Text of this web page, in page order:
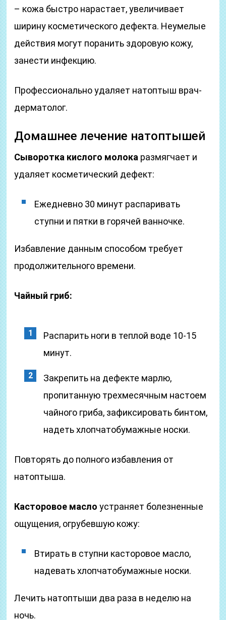
– кожа быстро нарастает, увеличивает
ширину косметического дефекта. Неумелые
действия могут поранить здоровую кожу,
занести инфекцию.
Профессионально удаляет натоптыш врач-
дерматолог.
Домашнее лечение натоптышей
Сыворотка кислого молока размягчает и
удаляет косметический дефект:
Ежедневно 30 минут распаривать
ступни и пятки в горячей ванночке.
Избавление данным способом требует
продолжительного времени.
Чайный гриб:
Распарить ноги в теплой воде 10-15
минут.
Закрепить на дефекте марлю,
пропитанную трехмесячным настоем
чайного гриба, зафиксировать бинтом,
надеть хлопчатобумажные носки.
Повторять до полного избавления от
натоптыша.
Касторовое масло устраняет болезненные
ощущения, огрубевшую кожу:
Втирать в ступни касторовое масло,
надевать хлопчатобумажные носки.
Лечить натоптыши два раза в неделю на
ночь.